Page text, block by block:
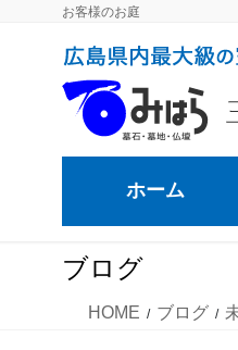
お客様のお庭
ホーム
ブログ
HOME ブログ